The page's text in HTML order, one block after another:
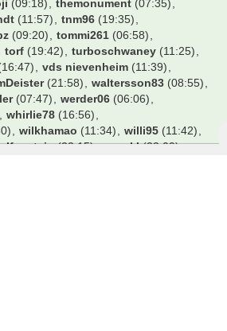
(09:18) themonument (07:35)
(11:57) tnm96 (19:35)
(09:20) tommi261 (06:58)
torf (19:42) turboschwaney (11:25)
vds nievenheim (11:39)
(21:58) waltersson83 (08:55)
(07:47) werder06 (06:06)
whirlie78 (16:56)
wilkhamao (11:34) willi95 (11:42)